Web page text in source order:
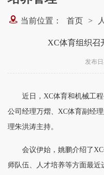
当前位置： 首页 >
XC体育组织召
发布
近日，XC体育和机械工
公司经理万熠、XC体育副经
理朱洪涛主持。
会议伊始，姚鹏介绍了
师队伍、人才培养等方面最